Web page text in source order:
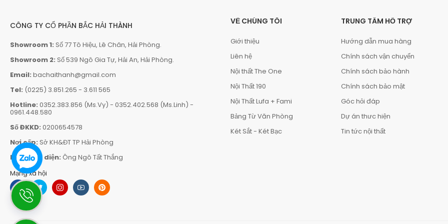
CÔNG TY CỔ PHẦN BẮC HẢI THÀNH
Showroom 1: Số 77 Tô Hiệu, Lê Chân, Hải Phòng.
Showroom 2: Số 539 Ngô Gia Tự, Hải An, Hải Phòng.
Email: bachaithanh@gmail.com
Tel: (0225) 3.851.265 - 3.611 565
Hotline: 0352.383.856 (Ms.Vy) - 0352.402.568 (Ms.Linh) -
0961.448.580
Số ĐKKD: 0200654578
Nơi cấp: Sở KH&ĐT TP Hải Phòng
Người đại diện: Ông Ngô Tất Thắng
Mạng xã hội
VỀ CHÚNG TÔI
Giới thiệu
Liên hệ
Nội thất The One
Nội Thất 190
Nội Thất Lufa + Fami
Bảng Từ Văn Phòng
Két Sắt - Két Bạc
TRUNG TÂM HỖ TRỢ
Hướng dẫn mua hàng
Chính sách vận chuyển
Chính sách bảo hành
Chính sách bảo mật
Góc hỏi đáp
Dự án thưc hiện
Tin tức nội thất